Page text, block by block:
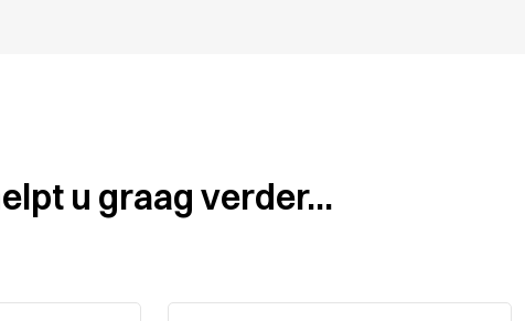
u graag verder...